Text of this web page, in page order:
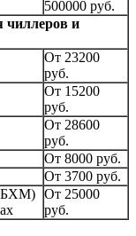
500000 руб.
чиллеров и
От 23200
руб.
От 15200
руб.
От 28600
руб.
От 8000 руб.
От 3700 руб.
От 25000
руб.